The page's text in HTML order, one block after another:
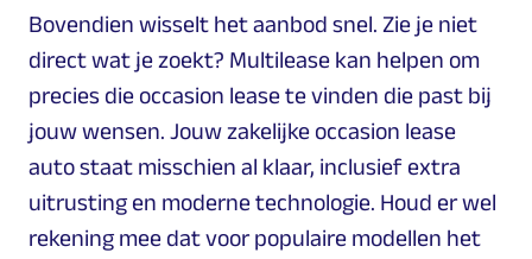
Bovendien wisselt het aanbod snel. Zie je niet
direct wat je zoekt? Multilease kan helpen om
precies die occasion lease te vinden die past bij
jouw wensen. Jouw zakelijke occasion lease
auto staat misschien al klaar, inclusief extra
uitrusting en moderne technologie. Houd er wel
rekening mee dat voor populaire modellen het